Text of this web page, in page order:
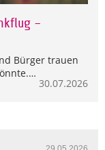
–
Bürger trauen
30.07.2026